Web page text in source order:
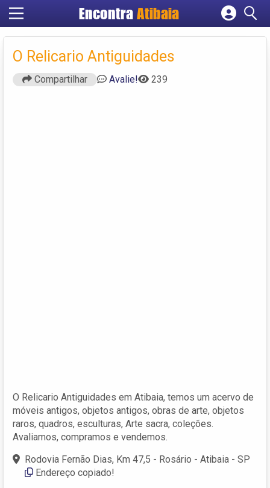
Encontra Atibaia
Cadastrar empresa
Criar conta
O Relicario Antiguidades
Compartilhar Avalie! 239
O Relicario Antiguidades em Atibaia, temos um acervo de
móveis antigos, objetos antigos, obras de arte, objetos
raros, quadros, esculturas, Arte sacra, coleções.
Avaliamos, compramos e vendemos.
Rodovia Fernão Dias, Km 47,5 - Rosário - Atibaia - SP
Endereço copiado!